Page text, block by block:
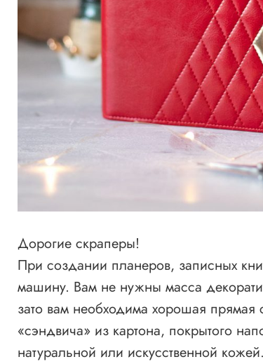
Дорогие скраперы!
При создании планеров, записных
машину. Вам не нужны масса
зато вам необходима хорошая прямая
«сэндвича» из картона, покрытого
натуральной или искусственной кожей.